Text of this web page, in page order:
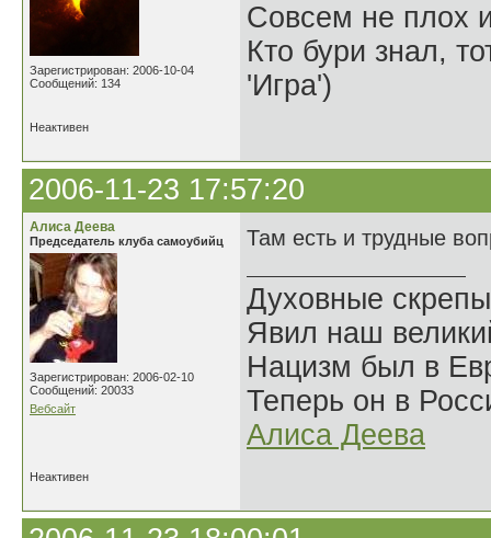
Зарегистрирован: 2006-10-04
Сообщений: 134
Совсем не плох
Кто бури знал,
'Игра')
Неактивен
2006-11-23 17:57:20
Алиса Деева
Председатель клуба самоубийц
Зарегистрирован: 2006-02-10
Сообщений: 20033
Вебсайт
Там есть и трудные
Духовные
Явил наш
Нацизм был в
Теперь он в
Алиса Деева
Неактивен